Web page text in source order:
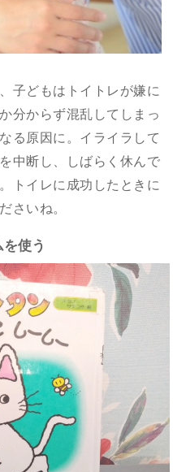
子どもはトイトレが嫌に
分からず混乱してしまっ
る原因に。イライラして
中断し、しばらく休んで
トイレに成功したときに
さいね。
使う